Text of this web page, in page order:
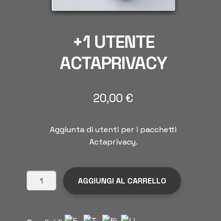
+1 UTENTE
ACTAPRIVACY
20,00€
Aggiunta di utenti per i pacchetti
Actaprivacy.
Utente
AGGIUNGI AL CARRELLO